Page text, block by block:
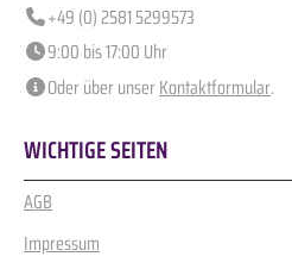
+49 (0) 2581 5299573
9:00 bis 17:00 Uhr
Oder über unserKontaktformular.
WICHTIGE SEITEN
AGB
Impressum